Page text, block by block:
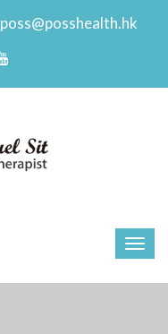
poss@posshealth.hk